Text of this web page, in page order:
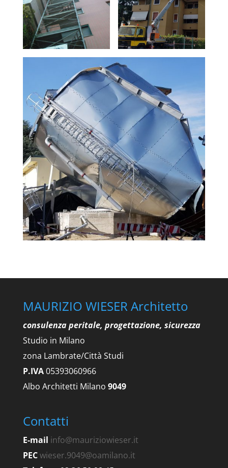
MAURIZIO WIESER Architetto
consulenza peritale, progettazione, sicurezza
Studio in Milano
zona Lambrate/Città Studi
P.IVA05393060966
Albo Architetti Milano 9049
Contatti
E-mail info@mauriziowieser.it
PECwieser.9049@oamilano.it